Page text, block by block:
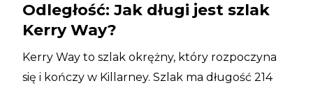
Odległość: Jak długi jest szlak
Kerry Way?
Kerry Way to szlak okrężny, który rozpoczyna
się i kończy w Killarney. Szlak ma długość 214